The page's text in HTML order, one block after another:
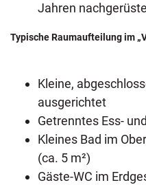
Jahren
Typische Raumaufteilung im
Kleine,
ausgerichtet
Getrenntes Ess-
Kleines Bad im
(ca. 5 m²)
Gäste-WC im